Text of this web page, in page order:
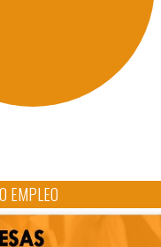
EMPLEO